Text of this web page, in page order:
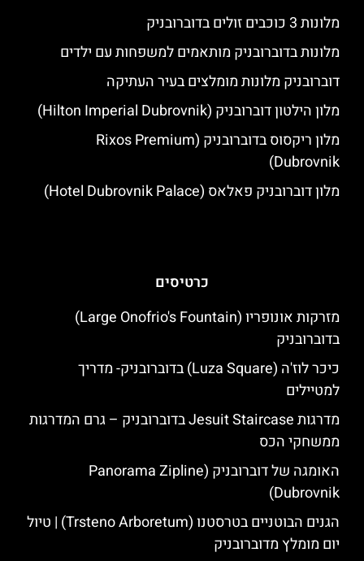
מלונות 3 כוכבים זולים בדוברובניק
מלונות בדוברובניק מותאמים למשפחות עם ילדים
דוברובניק מלונות מומלצים בעיר העתיקה
מלון הילטון דוברובניק (Hilton Imperial Dubrovnik)
מלון ריקסוס בדוברובניק (Rixos Premium
Dubrovnik)
מלון דוברובניק פאלאס (Hotel Dubrovnik Palace)
כרטיסים
מזרקות אונופריו (Large Onofrio's Fountain)
בדוברובניק
כיכר לוז'ה (Luza Square) בדוברובניק- מדריך
למטיילים
מדרגות Jesuit Staircase בדוברובניק – גרם המדרגות
ממשחקי הכס
האומגה של דוברובניק (Panorama Zipline
Dubrovnik)
הגנים הבוטניים בטרסטנו (Trsteno Arboretum) | טיול
יום מומלץ מדוברובניק